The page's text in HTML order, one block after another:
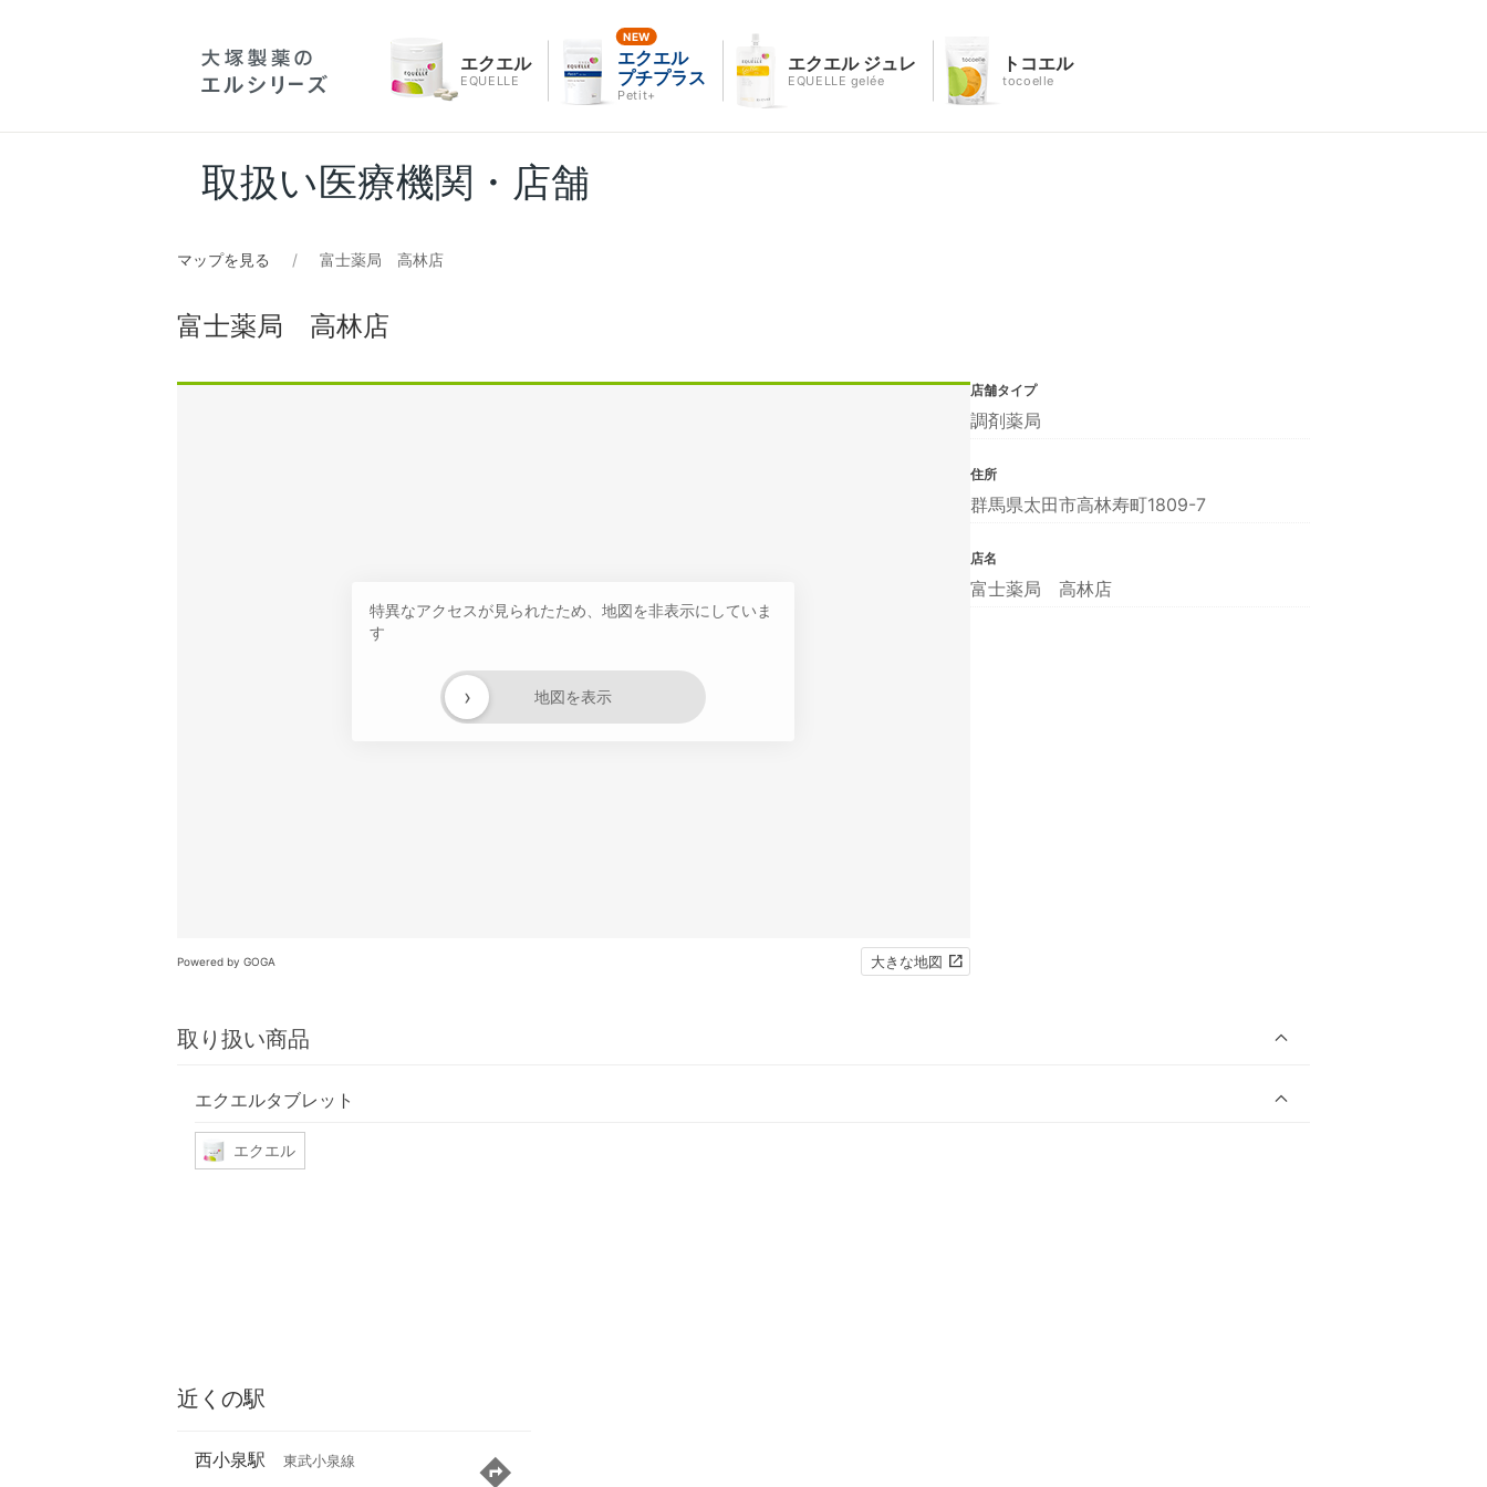
エクエル
EQUELLE
エクエル
プチプラス
Petit+
エクエル ジュレ
EQUELLE gelée
トコエル
tocoelle
取扱い医療機関・店舗
マップを見る 富士薬局 高林店
富士薬局 高林店
特異なアクセスが見られたため、地図を非表示にしていま
す
地図を表示
›
Powered by GOGA 大きな地図
取り扱い商品
エクエルタブレット
エクエル
店舗タイプ
調剤薬局
住所
群馬県太田市高林寿町1809-7
店名
富士薬局 高林店
近くの駅
西小泉駅 東武小泉線